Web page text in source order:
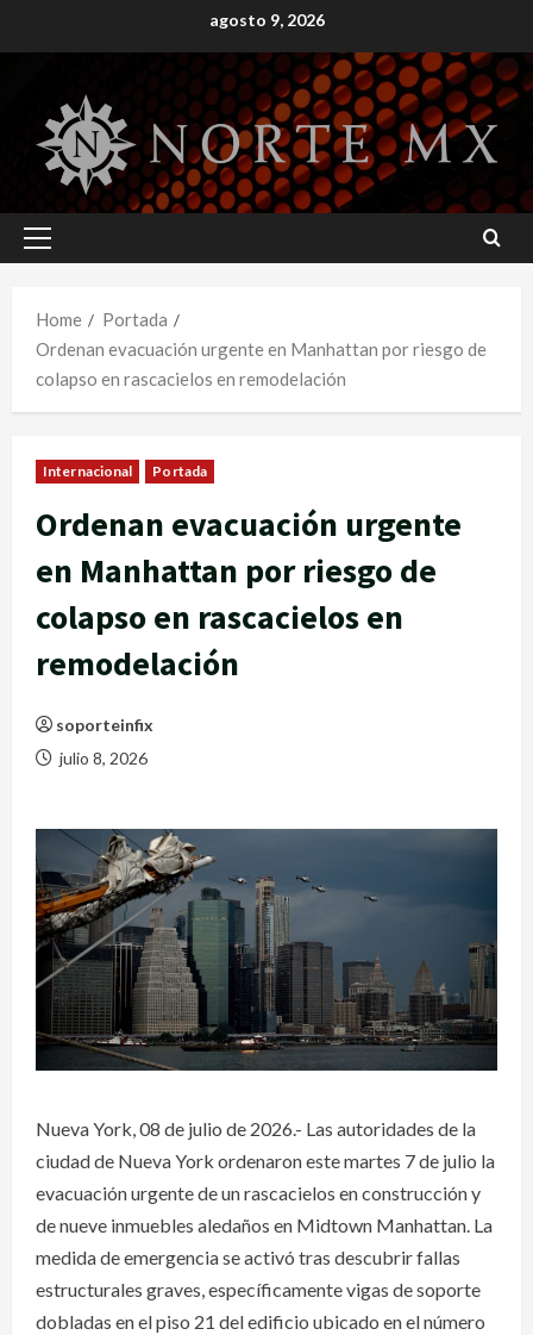
to
agosto 9, 2026
Primary
Home
Portada
Ordenan evacuación urgente en Manhattan por riesgo de
colapso en rascacielos en remodelación
Internacional Portada
Ordenan evacuación urgente
en Manhattan por riesgo de
colapso en rascacielos en
remodelación
soporteinfix
julio 8, 2026
Nueva York, 08 de julio de 2026.- Las autoridades de la
ciudad de Nueva York ordenaron este martes 7 de julio la
evacuación urgente de un rascacielos en construcción y
de nueve inmuebles aledaños en Midtown Manhattan. La
medida de emergencia se activó tras descubrir fallas
estructurales graves, específicamente vigas de soporte
dobladas en el piso 21 del edificio ubicado en el número